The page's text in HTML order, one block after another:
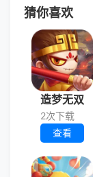
猜你喜欢
造梦无双
2次下载
查看